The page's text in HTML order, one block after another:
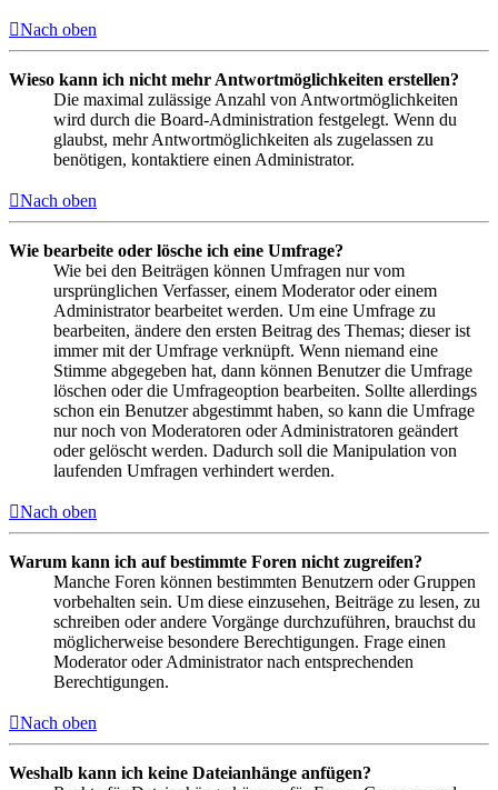
Nach oben
Wieso kann ich nicht mehr Antwortmöglichkeiten erstellen?
Die maximal zulässige Anzahl von Antwortmöglichkeiten
wird durch die Board-Administration festgelegt. Wenn du
glaubst, mehr Antwortmöglichkeiten als zugelassen zu
benötigen, kontaktiere einen Administrator.
Nach oben
Wie bearbeite oder lösche ich eine Umfrage?
Wie bei den Beiträgen können Umfragen nur vom
ursprünglichen Verfasser, einem Moderator oder einem
Administrator bearbeitet werden. Um eine Umfrage zu
bearbeiten, ändere den ersten Beitrag des Themas; dieser ist
immer mit der Umfrage verknüpft. Wenn niemand eine
Stimme abgegeben hat, dann können Benutzer die Umfrage
löschen oder die Umfrageoption bearbeiten. Sollte allerdings
schon ein Benutzer abgestimmt haben, so kann die Umfrage
nur noch von Moderatoren oder Administratoren geändert
oder gelöscht werden. Dadurch soll die Manipulation von
laufenden Umfragen verhindert werden.
Nach oben
Warum kann ich auf bestimmte Foren nicht zugreifen?
Manche Foren können bestimmten Benutzern oder Gruppen
vorbehalten sein. Um diese einzusehen, Beiträge zu lesen, zu
schreiben oder andere Vorgänge durchzuführen, brauchst du
möglicherweise besondere Berechtigungen. Frage einen
Moderator oder Administrator nach entsprechenden
Berechtigungen.
Nach oben
Weshalb kann ich keine Dateianhänge anfügen?